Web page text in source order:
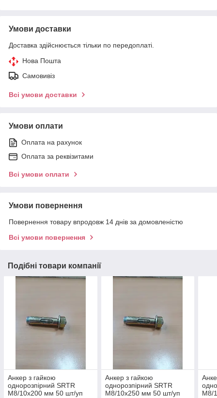
Умови доставки
Доставка здійснюється тільки по передоплаті.
Нова Пошта
Самовивіз
Всі умови доставки
Умови оплати
Оплата на рахунок
Оплата за реквізитами
Всі умови оплати
Умови повернення
Повернення товару впродовж 14 днів за домовленістю
Всі умови повернення
Подібні товари компанії
Анкер з гайкою
однорозпірний SRTR
М8/10х200 мм 50 шт/уп
Анкер з гайкою
однорозпірний SRTR
М8/10х250 мм 50 шт/уп
М8/